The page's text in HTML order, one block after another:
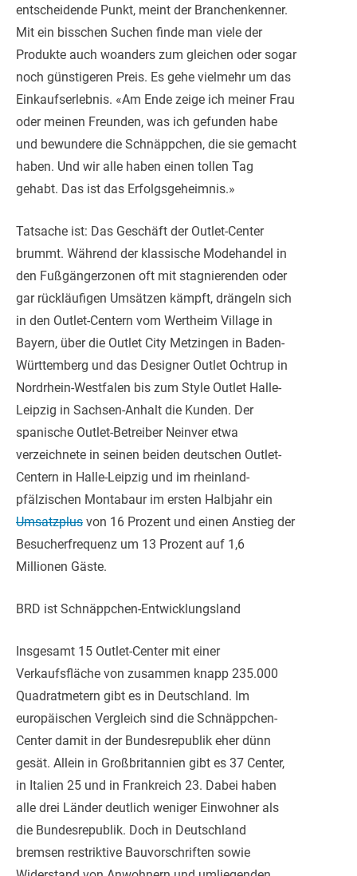
entscheidende Punkt, meint der Branchenkenner.
Mit ein bisschen Suchen finde man viele der
Produkte auch woanders zum gleichen oder sogar
noch günstigeren Preis. Es gehe vielmehr um das
Einkaufserlebnis. «Am Ende zeige ich meiner Frau
oder meinen Freunden, was ich gefunden habe
und bewundere die Schnäppchen, die sie gemacht
haben. Und wir alle haben einen tollen Tag
gehabt. Das ist das Erfolgsgeheimnis.»
Tatsache ist: Das Geschäft der Outlet-Center
brummt. Während der klassische Modehandel in
den Fußgängerzonen oft mit stagnierenden oder
gar rückläufigen Umsätzen kämpft, drängeln sich
in den Outlet-Centern vom Wertheim Village in
Bayern, über die Outlet City Metzingen in Baden-
Württemberg und das Designer Outlet Ochtrup in
Nordrhein-Westfalen bis zum Style Outlet Halle-
Leipzig in Sachsen-Anhalt die Kunden. Der
spanische Outlet-Betreiber Neinver etwa
verzeichnete in seinen beiden deutschen Outlet-
Centern in Halle-Leipzig und im rheinland-
pfälzischen Montabaur im ersten Halbjahr ein
Umsatzplus von 16 Prozent und einen Anstieg der
Besucherfrequenz um 13 Prozent auf 1,6
Millionen Gäste.
BRD ist Schnäppchen-Entwicklungsland
Insgesamt 15 Outlet-Center mit einer
Verkaufsfläche von zusammen knapp 235.000
Quadratmetern gibt es in Deutschland. Im
europäischen Vergleich sind die Schnäppchen-
Center damit in der Bundesrepublik eher dünn
gesät. Allein in Großbritannien gibt es 37 Center,
in Italien 25 und in Frankreich 23. Dabei haben
alle drei Länder deutlich weniger Einwohner als
die Bundesrepublik. Doch in Deutschland
bremsen restriktive Bauvorschriften sowie